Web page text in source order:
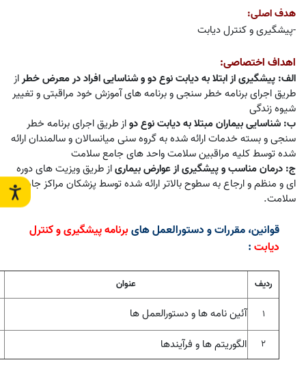
هدف اصلی:
-پیشگیری و کنترل دیابت
اهداف اختصاصی:
الف: پیشگیری از ابتلا به دیابت نوع دو و شناسایی افراد در معرض خطراز
طریق اجرای برنامه خطر سنجی و برنامه های آموزش خود مراقبتی و تغییر
شیوه زندگی
ب: شناسایی بیماران مبتلا به دیابت نوع دواز طریق اجرای برنامه خطر
سنجی و بسته خدمات ارائه شده به گروه سنی میانسالان و سالمندان ارائه
شده توسط کلیه مراقبین سلامت واحد های جامع سلامت
ج: درمان مناسب و پیشگیری از عوارض بیماریاز طریق ویزیت های دوره
ای و منظم و ارجاع به سطوح بالاتر ارائه شده توسط پزشکان مراکز جامع
سلامت.
قوانین، مقررات و دستورالعمل هایبرنامه پیشگیری و کنترل
دیابت :
ردیف عنوان
1 آئین نامه ها و دستورالعمل ها
2 الگوریتم ها و فرآیندها